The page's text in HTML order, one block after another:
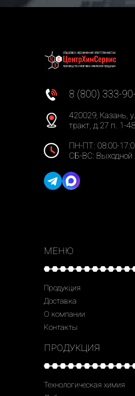
8 (800) 333-
420029, Казань,
тракт, д.27 п. 1-48
ПН-ПТ: 08:00-
СБ-ВС: Выходной
МЕНЮ
Продукция
Доставка
О компании
Контакты
ПРОДУКЦИЯ
Технологическая химия